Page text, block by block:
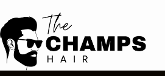
para
o
conteúdo